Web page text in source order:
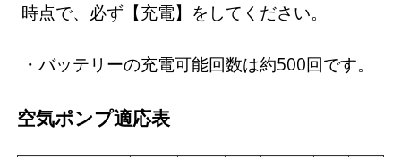
時点で、必ず【充電】をしてください。
・バッテリーの充電可能回数は約500回です。
空気ポンプ適応表